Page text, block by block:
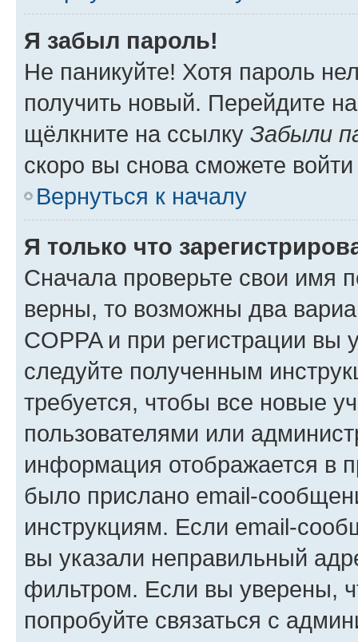
Я забыл пароль!
Не паникуйте! Хотя пароль
получить новый. Перейдите
щёлкните на ссылку Забыли
скоро вы снова сможете
Вернуться к началу
Я только что
Сначала проверьте свои имя
верны, то возможны два
COPPA и при регистрации вы
следуйте полученным
требуется, чтобы все новые
пользователями или
информация отображается в
было прислано email-
инструкциям. Если email-
вы указали неправильный
фильтром. Если вы уверены,
попробуйте связаться с